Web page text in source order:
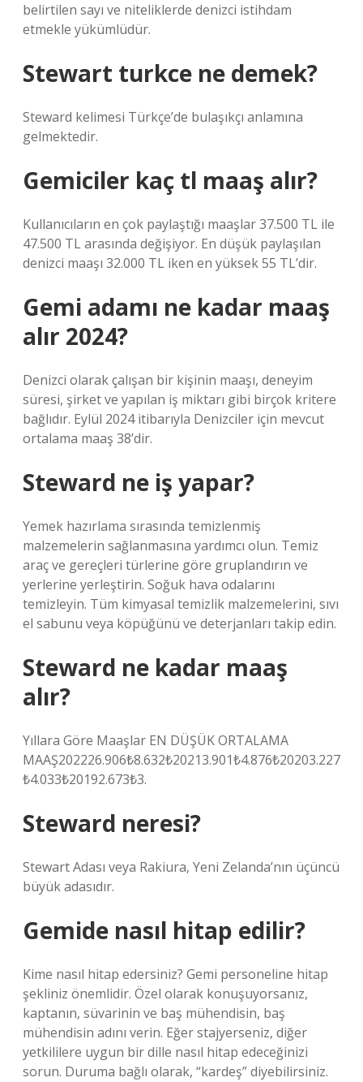
belirtilen sayı ve niteliklerde denizci istihdam
etmekle yükümlüdür.
Stewart turkce ne demek?
Steward kelimesi Türkçe’de bulaşıkçı anlamına
gelmektedir.
Gemiciler kaç tl maaş alır?
Kullanıcıların en çok paylaştığı maaşlar 37.500 TL ile
47.500 TL arasında değişiyor. En düşük paylaşılan
denizci maaşı 32.000 TL iken en yüksek 55 TL’dir.
Gemi adamı ne kadar maaş
alır 2024?
Denizci olarak çalışan bir kişinin maaşı, deneyim
süresi, şirket ve yapılan iş miktarı gibi birçok kritere
bağlıdır. Eylül 2024 itibarıyla Denizciler için mevcut
ortalama maaş 38’dir.
Steward ne iş yapar?
Yemek hazırlama sırasında temizlenmiş
malzemelerin sağlanmasına yardımcı olun. Temiz
araç ve gereçleri türlerine göre gruplandırın ve
yerlerine yerleştirin. Soğuk hava odalarını
temizleyin. Tüm kimyasal temizlik malzemelerini, sıvı
el sabunu veya köpüğünü ve deterjanları takip edin.
Steward ne kadar maaş
alır?
Yıllara Göre Maaşlar EN DÜŞÜK ORTALAMA
MAAŞ202226.906₺8.632₺20213.901₺4.876₺20203.227
₺4.033₺20192.673₺3.
Steward neresi?
Stewart Adası veya Rakiura, Yeni Zelanda’nın üçüncü
büyük adasıdır.
Gemide nasıl hitap edilir?
Kime nasıl hitap edersiniz? Gemi personeline hitap
şekliniz önemlidir. Özel olarak konuşuyorsanız,
kaptanın, süvarinin ve baş mühendisin, baş
mühendisin adını verin. Eğer stajyerseniz, diğer
yetkililere uygun bir dille nasıl hitap edeceğinizi
sorun. Duruma bağlı olarak, “kardeş” diyebilirsiniz.